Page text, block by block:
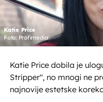
Katie Price
Foto: Profimedia
Katie Price dobila je
Stripper", no mnogi ne
najnovije estetske